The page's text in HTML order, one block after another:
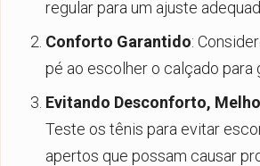
regular para um ajuste
Conforto Garantido:
pé ao escolher o calçado para
Evitando Desconforto,
Teste os tênis para evitar
apertos que possam causar